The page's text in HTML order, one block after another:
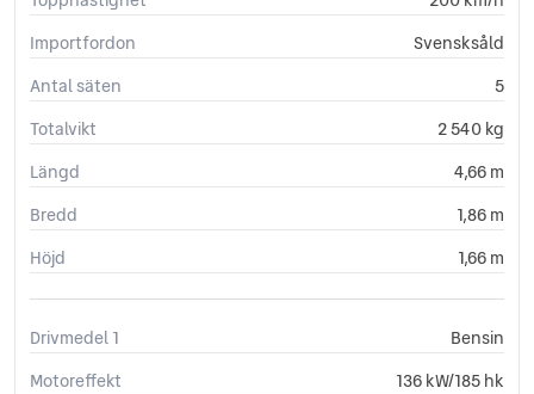
Importfordon
Svensksåld
Antal säten
5
Totalvikt
2 540 kg
Längd
4,66 m
Bredd
1,86 m
Höjd
1,66 m
Drivmedel 1
Bensin
Motoreffekt
136 kW/185 hk